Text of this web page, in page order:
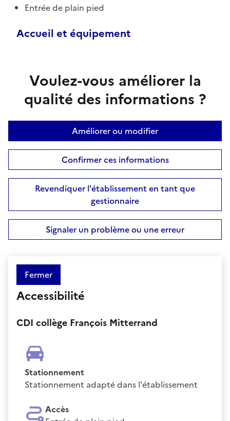
Entrée de plain pied
Accueil et équipement
Voulez-vous améliorer la
qualité des informations ?
Améliorer ou modifier
Confirmer ces informations
Revendiquer l'établissement en tant que
gestionnaire
Signaler un problème ou une erreur
Fermer
Accessibilité
CDI collège François Mitterrand
Stationnement
Stationnement adapté dans l'établissement
Accès